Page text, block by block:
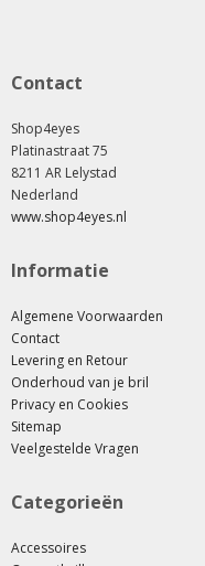
Contact
Shop4eyes
Platinastraat 75
8211 AR Lelystad
Nederland
www.shop4eyes.nl
Informatie
Algemene Voorwaarden
Contact
Levering en Retour
Onderhoud van je bril
Privacy en Cookies
Sitemap
Veelgestelde Vragen
Categorieën
Accessoires